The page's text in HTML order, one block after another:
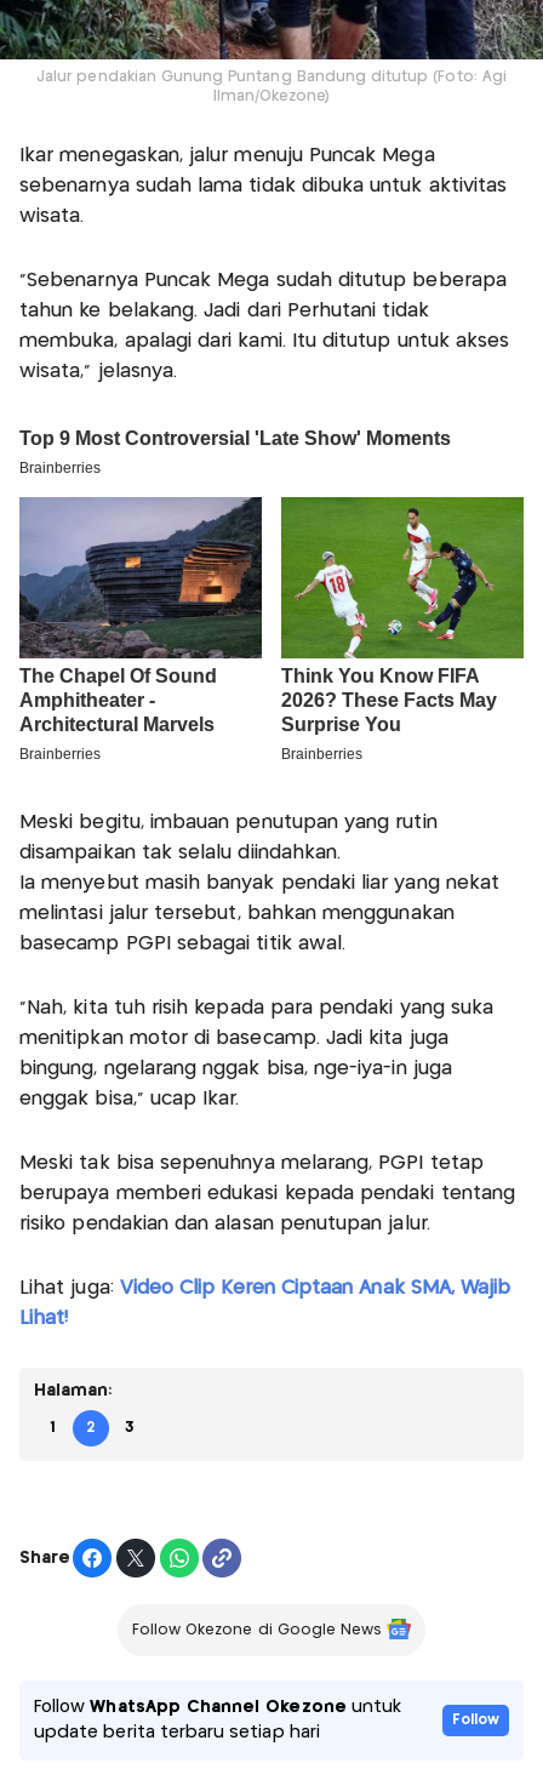
Jalur pendakian Gunung Puntang Bandung ditutup (Foto: Agi
Ilman/Okezone)
Ikar menegaskan, jalur menuju Puncak Mega
sebenarnya sudah lama tidak dibuka untuk aktivitas
wisata.
“Sebenarnya Puncak Mega sudah ditutup beberapa
tahun ke belakang. Jadi dari Perhutani tidak
membuka, apalagi dari kami. Itu ditutup untuk akses
wisata,” jelasnya.
Meski begitu, imbauan penutupan yang rutin
disampaikan tak selalu diindahkan.
Ia menyebut masih banyak pendaki liar yang nekat
melintasi jalur tersebut, bahkan menggunakan
basecamp PGPI sebagai titik awal.
“Nah, kita tuh risih kepada para pendaki yang suka
menitipkan motor di basecamp. Jadi kita juga
bingung, ngelarang nggak bisa, nge-iya-in juga
enggak bisa,” ucap Ikar.
Meski tak bisa sepenuhnya melarang, PGPI tetap
berupaya memberi edukasi kepada pendaki tentang
risiko pendakian dan alasan penutupan jalur.
Lihat juga: Video Clip Keren Ciptaan Anak SMA, Wajib
Lihat!
Halaman:
1 2 3
Share
Follow Okezone di Google News
FollowWhatsApp Channel Okezone untuk
update berita terbaru setiap hari
Follow